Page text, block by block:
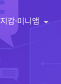
지갑·미니앱